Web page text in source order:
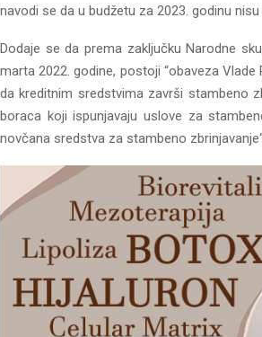
navodi se da u budžetu za 2023. godinu
Dodaje se da prema zaključku Narodne
marta 2022. godine, postoji “obaveza
da kreditnim sredstvima završi stambeno
boraca koji ispunjavaju uslove za
novčana sredstva za stambeno